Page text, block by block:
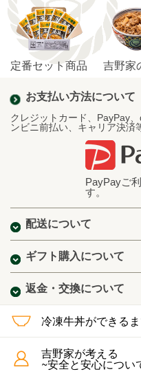
定番セット商品 吉野家
お支払い方法について
クレジットカード、PayPay
ンビニ前払い、キャリア決済
PayPayご
す。
配送について
ギフト購入について
返金・交換について
冷凍牛丼ができる
吉野家が考える
~安全と安心につい